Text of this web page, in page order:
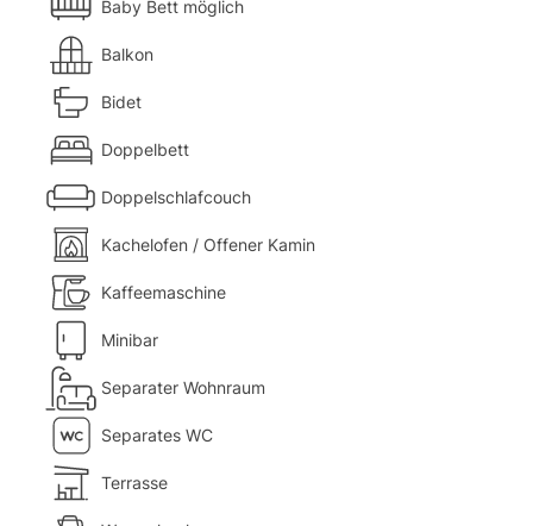
Baby Bett möglich
Balkon
Bidet
Doppelbett
Doppelschlafcouch
Kachelofen / Offener Kamin
Kaffeemaschine
Minibar
Separater Wohnraum
Separates WC
Terrasse